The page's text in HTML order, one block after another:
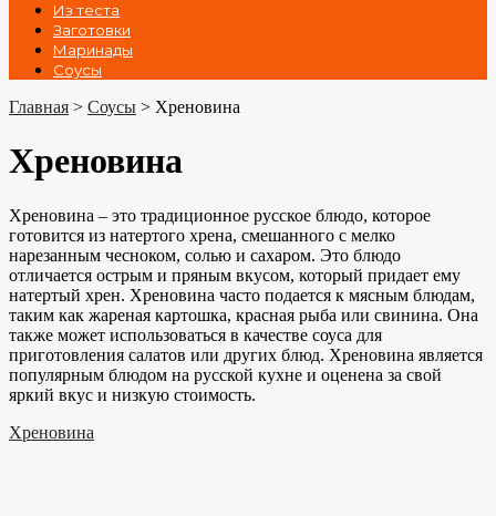
Из теста
Заготовки
Маринады
Соусы
Главная > Соусы > Хреновина
Хреновина
Хреновина – это традиционное русское блюдо, которое
готовится из натертого хрена, смешанного с мелко
нарезанным чесноком, солью и сахаром. Это блюдо
отличается острым и пряным вкусом, который придает ему
натертый хрен. Хреновина часто подается к мясным блюдам,
таким как жареная картошка, красная рыба или свинина. Она
также может использоваться в качестве соуса для
приготовления салатов или других блюд. Хреновина является
популярным блюдом на русской кухне и оценена за свой
яркий вкус и низкую стоимость.
Хреновина